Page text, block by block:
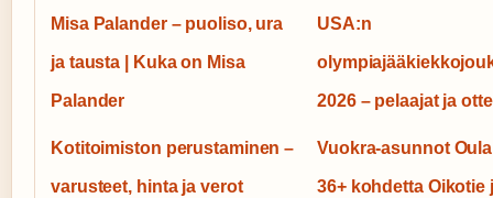
Misa Palander – puoliso, ura
ja tausta | Kuka on Misa
Palander
USA:n
2026 – pelaajat ja
Kotitoimiston perustaminen –
varusteet, hinta ja verot
Vuokra-asunnot
36+ kohdetta Oikotie